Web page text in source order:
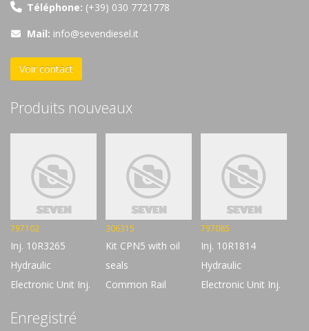
Téléphone: (+39) 030 7721778
Mail: info@sevendiesel.it
Voir contact
Produits nouveaux
797102
Inj. 10R3265
Hydraulic
Electronic Unit Inj.
306315
Kit CPN5 with oil
seals
Common Rail
797085
Inj. 10R1814
Hydraulic
Electronic Unit Inj.
Enregistré